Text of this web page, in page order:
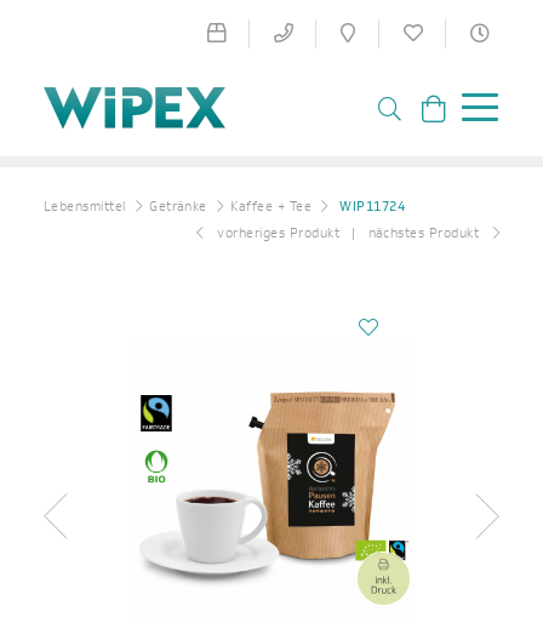
Lebensmittel Getränke Kaffee + Tee
WIP11724
vorheriges Produkt
nächstes Produkt
Zurück Weiter